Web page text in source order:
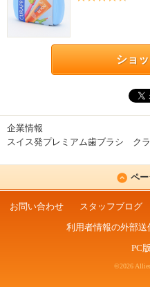
ショ
企業情報
スイス発プレミアム歯ブラシ ク
ペ
お問い合わせ スタッフブログ
利用者情報の外部送
PC
©2026